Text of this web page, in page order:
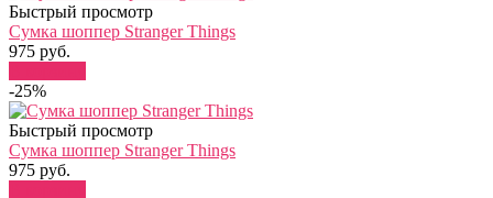
Быстрый просмотр
Сумка шоппер Stranger Things
975 руб.
-25%
Быстрый просмотр
Сумка шоппер Stranger Things
975 руб.